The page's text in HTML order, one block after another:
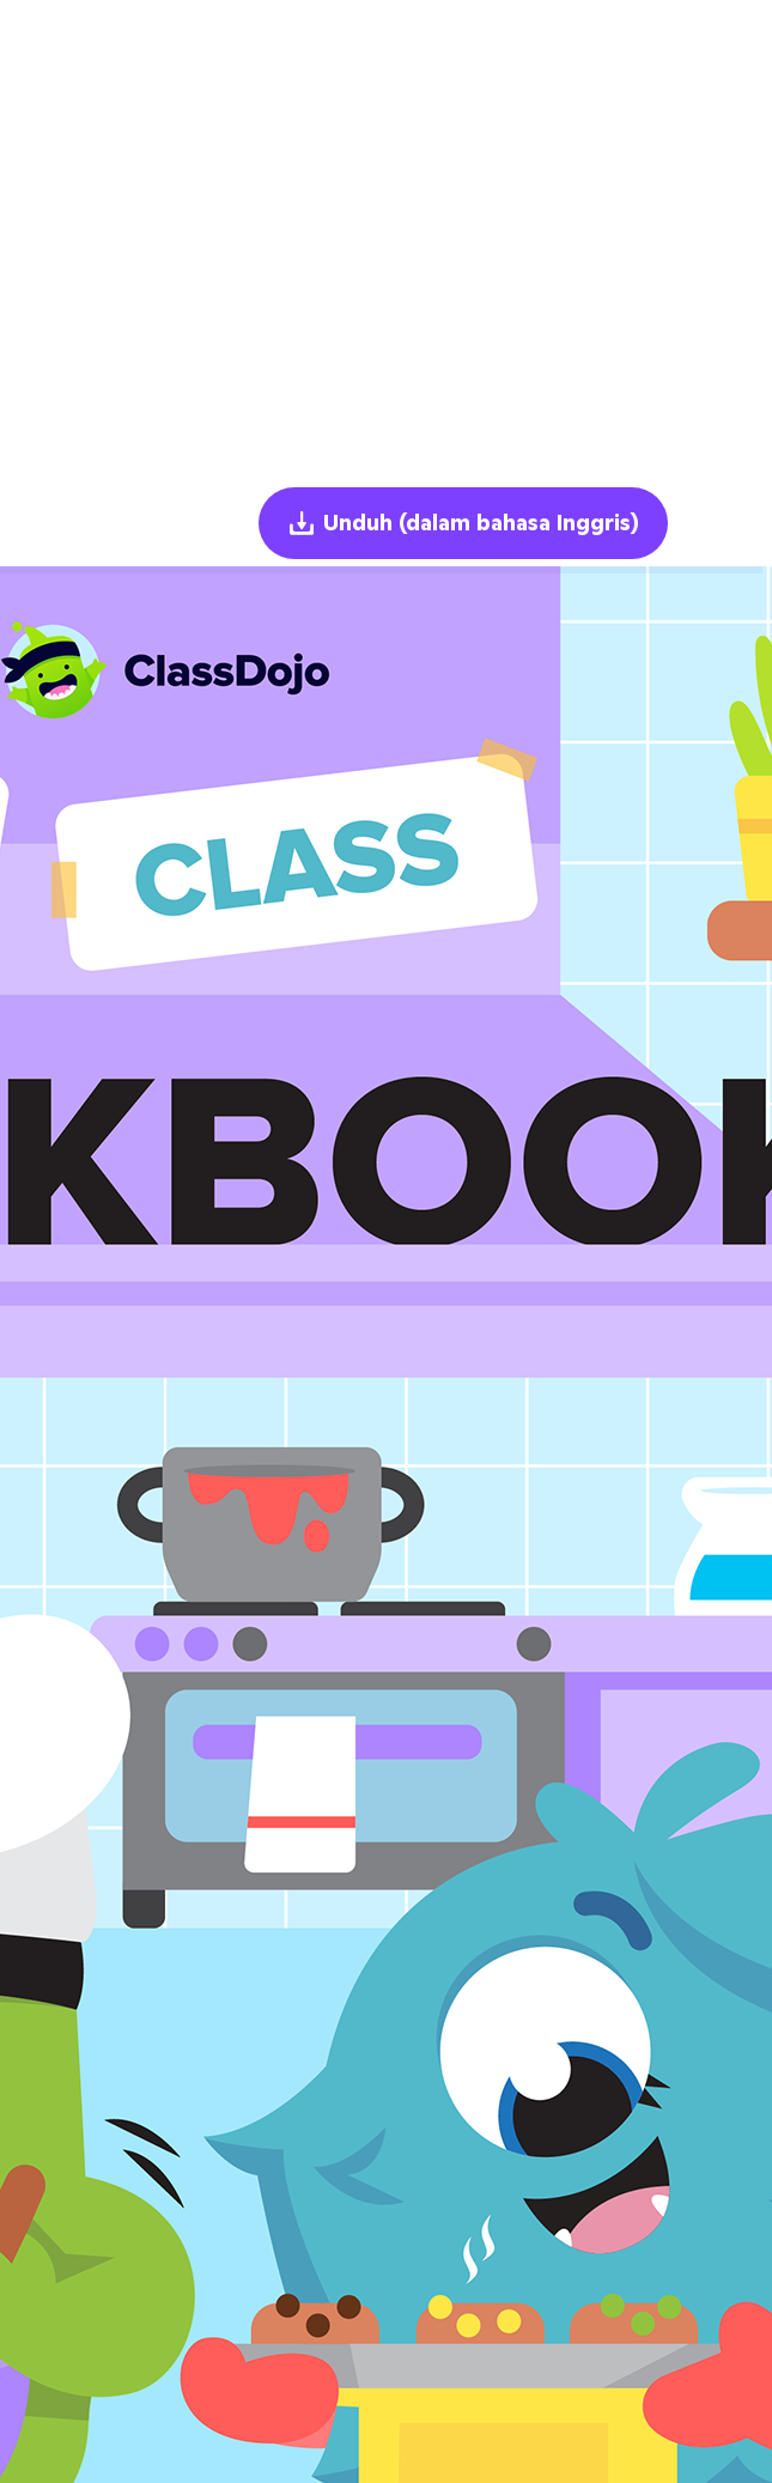
Unduh (dalam bahasa Inggris)